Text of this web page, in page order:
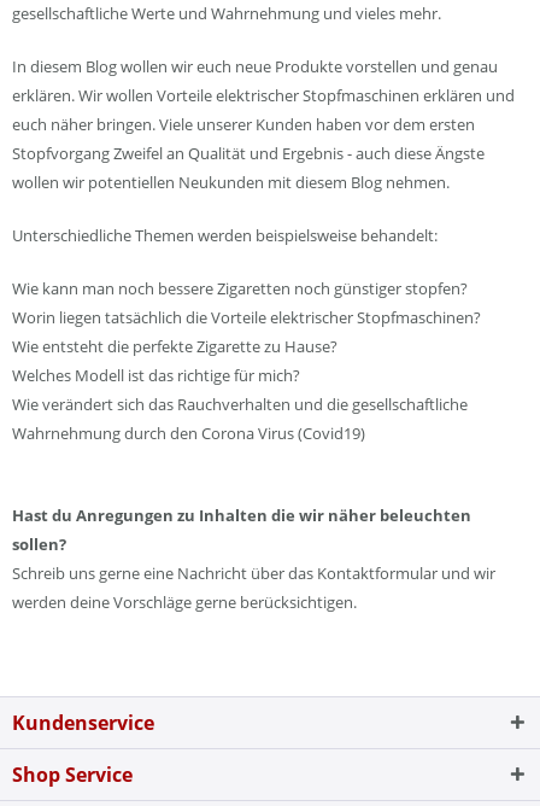
gesellschaftliche Werte und Wahrnehmung und vieles mehr.
In diesem Blog wollen wir euch neue Produkte vorstellen und genau
erklären. Wir wollen Vorteile elektrischer Stopfmaschinen erklären und
euch näher bringen. Viele unserer Kunden haben vor dem ersten
Stopfvorgang Zweifel an Qualität und Ergebnis - auch diese Ängste
wollen wir potentiellen Neukunden mit diesem Blog nehmen.
Unterschiedliche Themen werden beispielsweise behandelt:
Wie kann man noch bessere Zigaretten noch günstiger stopfen?
Worin liegen tatsächlich die Vorteile elektrischer Stopfmaschinen?
Wie entsteht die perfekte Zigarette zu Hause?
Welches Modell ist das richtige für mich?
Wie verändert sich das Rauchverhalten und die gesellschaftliche
Wahrnehmung durch den Corona Virus (Covid19)
Hast du Anregungen zu Inhalten die wir näher beleuchten
sollen?
Schreib uns gerne eine Nachricht über das Kontaktformular und wir
werden deine Vorschläge gerne berücksichtigen.
Kundenservice
Shop Service